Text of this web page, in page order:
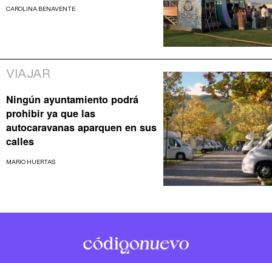
CAROLINA BENAVENTE
VIAJAR
Ningún ayuntamiento podrá
prohibir ya que las
autocaravanas aparquen en sus
calles
MARIO HUERTAS